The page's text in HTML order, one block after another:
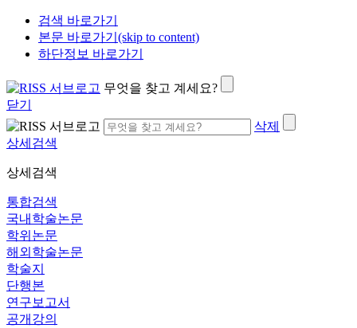
검색 바로가기
본문 바로가기(skip to content)
하단정보 바로가기
무엇을 찾고 계세요?
닫기
삭제
상세검색
상세검색
통합검색
국내학술논문
학위논문
해외학술논문
학술지
단행본
연구보고서
공개강의